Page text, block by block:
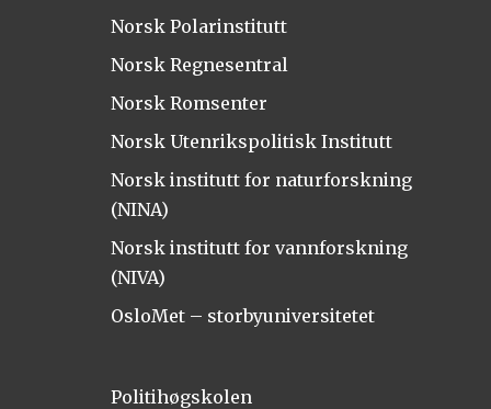
Norsk Polarinstitutt
Norsk Regnesentral
Norsk Romsenter
Norsk Utenrikspolitisk Institutt
Norsk institutt for naturforskning
(NINA)
Norsk institutt for vannforskning
(NIVA)
OsloMet – storbyuniversitetet
Politihøgskolen